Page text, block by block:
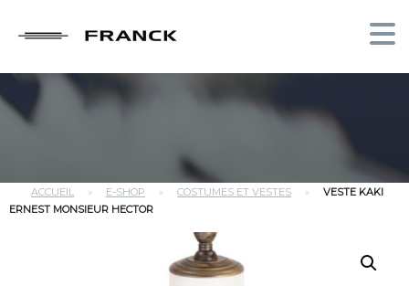
ACCUEIL » E-SHOP » COSTUMES ET VESTES »
VESTE KAKI
ERNEST MONSIEUR HECTOR